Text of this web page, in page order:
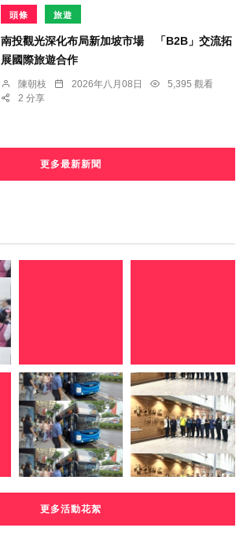
頭條 旅遊
南投觀光深化布局新加坡市場 「B2B」交流拓
展國際旅遊合作
陳朝枝 2026年八月08日
5,395 觀看
2 分享
更多最新新聞
更多活動花絮